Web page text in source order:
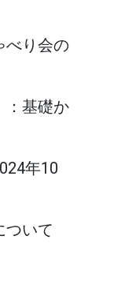
り会の
：基礎か
年10
ついて